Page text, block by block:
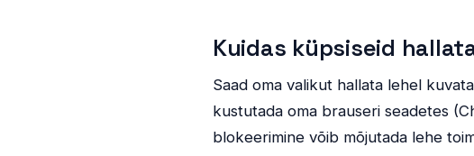
Kuidas küpsiseid
Saad oma valikut hallata lehel
kustutada oma brauseri seadetes
blokeerimine võib mõjutada lehe